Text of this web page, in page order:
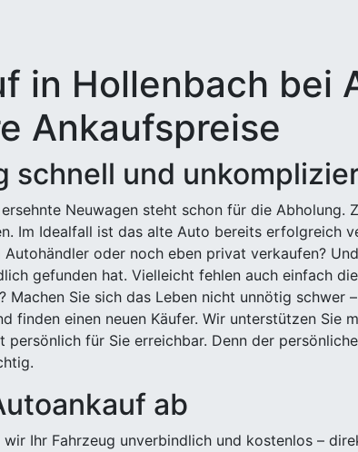
in Hollenbach bei
Ankaufspreise
schnell und
Neuwagen steht schon für die Abholung.
Im Idealfall ist das alte Auto bereits erfolgreich
Autohändler oder noch eben privat verkaufen?
gefunden hat. Vielleicht fehlen auch einfach
Machen Sie sich das Leben nicht unnötig schwer
finden einen neuen Käufer. Wir unterstützen Sie
persönlich für Sie erreichbar. Denn der
ab
Ihr Fahrzeug unverbindlich und kostenlos –